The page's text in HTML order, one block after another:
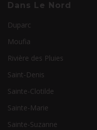
Dans Le Nord
Duparc
Moufia
Rivière des Pluies
Saint-Denis
Sainte-Clotilde
Sainte-Marie
Sainte-Suzanne